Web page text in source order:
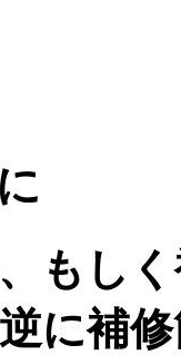
もし
に補